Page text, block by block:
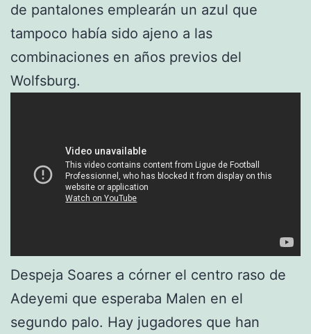
de pantalones emplearán un azul que
tampoco había sido ajeno a las
combinaciones en años previos del
Wolfsburg.
Despeja Soares a córner el centro raso de
Adeyemi que esperaba Malen en el
segundo palo. Hay jugadores que han